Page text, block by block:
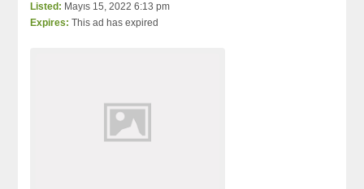
Listed: Mayıs 15, 2022 6:13 pm
Expires: This ad has expired